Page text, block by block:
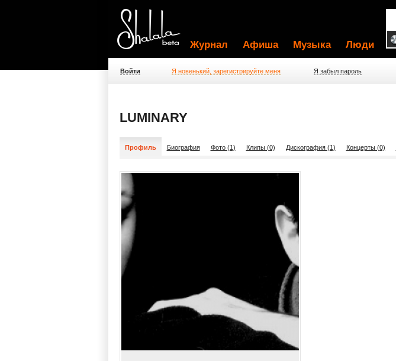
Журнал Афиша Музыка Люди
Войти Я новенький, зарегистрируйте меня Я забыл пароль
LUMINARY
Профиль Биография Фото (1) Клипы (0) Дискография (1) Концерты (0)